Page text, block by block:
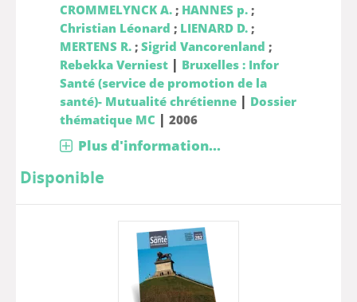
CROMMELYNCK A.; HANNES p.;
Christian Léonard ; LIENARD D.;
MERTENS R.; Sigrid Vancorenland ;
Rebekka Verniest | Bruxelles : Infor
Santé (service de promotion de la
santé)- Mutualité chrétienne| Dossier
thématique MC | 2006
Plus d'information...
Disponible